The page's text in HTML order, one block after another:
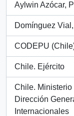
Aylwin Azócar,
, 1 resultados
Domínguez
, 1 resultados
CODEPU
, 1 resultados
Chile. Ejército
, 1 resultados
Chile.
Dirección
Internacionales
, 1 resultados